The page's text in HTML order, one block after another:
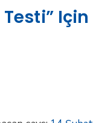
Için